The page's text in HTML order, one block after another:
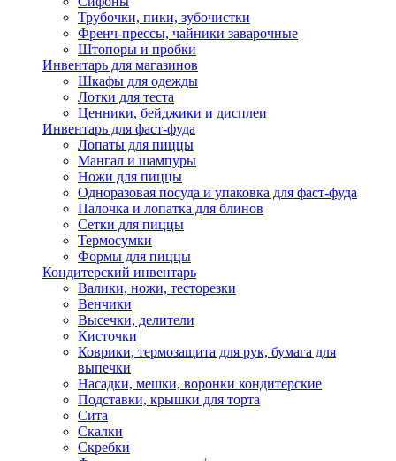
Трубочки, пики, зубочистки
Френч-прессы, чайники заварочные
Штопоры и пробки
Инвентарь для магазинов
Шкафы для одежды
Лотки для теста
Ценники, бейджики и дисплеи
Инвентарь для фаст-фуда
Лопаты для пиццы
Мангал и шампуры
Ножи для пиццы
Одноразовая посуда и упаковка для фаст-фуда
Палочка и лопатка для блинов
Сетки для пиццы
Термосумки
Формы для пиццы
Кондитерский инвентарь
Валики, ножи, тесторезки
Венчики
Высечки, делители
Кисточки
Коврики, термозащита для рук, бумага для
выпечки
Насадки, мешки, воронки кондитерские
Подставки, крышки для торта
Сита
Скалки
Скребки